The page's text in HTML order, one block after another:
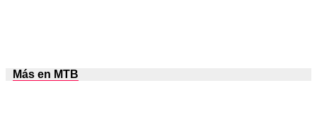
Más en MTB